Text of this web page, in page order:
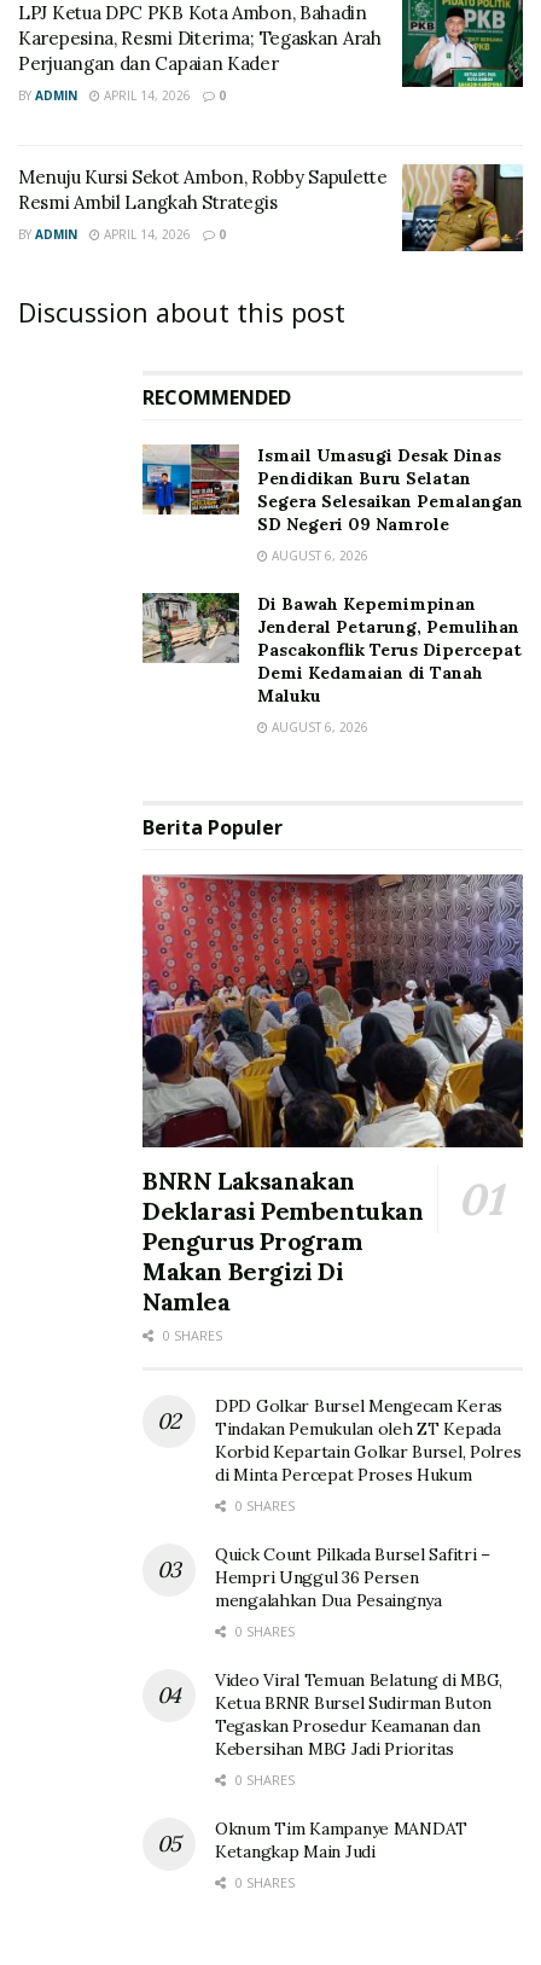
LPJ Ketua DPC PKB Kota Ambon, Bahadin
Karepesina, Resmi Diterima; Tegaskan Arah
Perjuangan dan Capaian Kader
BY ADMIN APRIL 14, 2026 0
Menuju Kursi Sekot Ambon, Robby Sapulette
Resmi Ambil Langkah Strategis
BY ADMIN APRIL 14, 2026 0
Discussion about this post
RECOMMENDED
Ismail Umasugi Desak Dinas
Pendidikan Buru Selatan
Segera Selesaikan Pemalangan
SD Negeri 09 Namrole
AUGUST 6, 2026
Di Bawah Kepemimpinan
Jenderal Petarung, Pemulihan
Pascakonflik Terus Dipercepat
Demi Kedamaian di Tanah
Maluku
AUGUST 6, 2026
Berita Populer
BNRN Laksanakan
Deklarasi Pembentukan
Pengurus Program
Makan Bergizi Di
Namlea
0 SHARES
DPD Golkar Bursel Mengecam Keras
Tindakan Pemukulan oleh ZT Kepada
Korbid Kepartain Golkar Bursel, Polres
di Minta Percepat Proses Hukum
0 SHARES
Quick Count Pilkada Bursel Safitri –
Hempri Unggul 36 Persen
mengalahkan Dua Pesaingnya
0 SHARES
Video Viral Temuan Belatung di MBG,
Ketua BRNR Bursel Sudirman Buton
Tegaskan Prosedur Keamanan dan
Kebersihan MBG Jadi Prioritas
0 SHARES
Oknum Tim Kampanye MANDAT
Ketangkap Main Judi
0 SHARES